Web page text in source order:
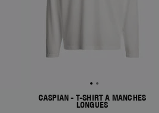
CASPIAN - T-SHIRT À MANCHES
LONGUES